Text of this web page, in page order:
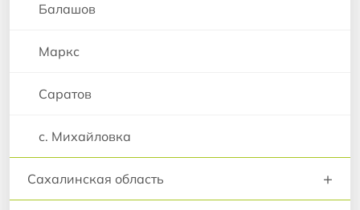
Балашов
Маркс
Саратов
с. Михайловка
Сахалинская область +